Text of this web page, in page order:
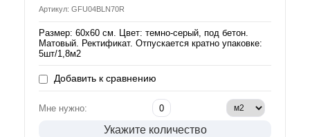
Артикул: GFU04BLN70R
Размер: 60х60 см. Цвет: темно-серый, под бетон.
Матовый. Ректификат. Отпускается кратно упаковке:
5шт/1,8м2
Добавить к сравнению
Мне нужно:
Укажите количество